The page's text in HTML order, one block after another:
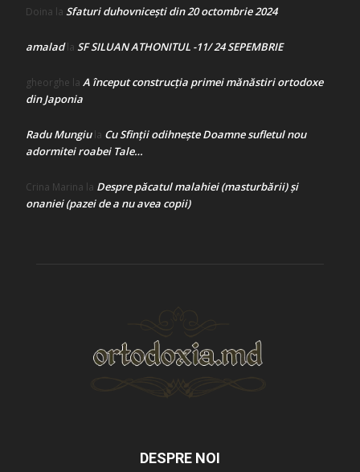
Doina la Sfaturi duhovnicești din 20 octombrie 2024
amaladla SF SILUAN ATHONITUL -11/ 24 SEPEMBRIE
gheorghe la A început construcţia primei mănăstiri ortodoxe
din Japonia
Radu Mungiula Cu Sfinții odihnește Doamne sufletul nou
adormitei roabei Tale…
Crina Marina la Despre păcatul malahiei (masturbării) şi
onaniei (pazei de a nu avea copii)
DESPRE NOI